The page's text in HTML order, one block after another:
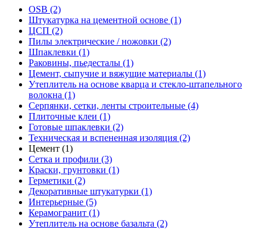
OSB (2)
Штукатурка на цементной основе (1)
ЦСП (2)
Пилы электрические / ножовки (2)
Шпаклевки (1)
Раковины, пьедесталы (1)
Цемент, сыпучие и вяжущие материалы (1)
Утеплитель на основе кварца и стекло-штапельного
волокна (1)
Серпянки, сетки, ленты строительные (4)
Плиточные клеи (1)
Готовые шпаклевки (2)
Техническая и вспененная изоляция (2)
Цемент (1)
Сетка и профили (3)
Краски, грунтовки (1)
Герметики (2)
Декоративные штукатурки (1)
Интерьерные (5)
Керамогранит (1)
Утеплитель на основе базальта (2)